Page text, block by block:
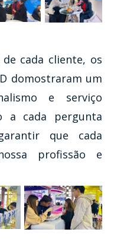
cada cliente, os
domostraram um
e serviço
a cada pergunta
que cada
profissão e